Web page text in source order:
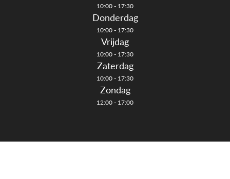
10:00 - 17:30
Donderdag
10:00 - 17:30
Vrijdag
10:00 - 17:30
Zaterdag
10:00 - 17:30
Zondag
12:00 - 17:00